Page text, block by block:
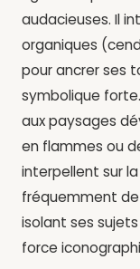
audacieuses. Il
organiques
pour ancrer ses
symbolique
aux paysages
en flammes ou
interpellent sur
fréquemment
isolant ses
force